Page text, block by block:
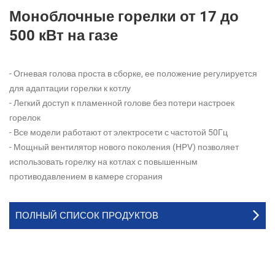
Моноблочные горелки от 17 до
500 кВт на газе
- Огневая голова проста в сборке, ее положение регулируется
для адаптации горелки к котлу
- Легкий доступ к пламенной голове без потери настроек
горелок
- Все модели работают от электросети с частотой 50Гц
- Мощный вентилятор нового поколения (HPV) позволяет
использовать горелку на котлах с повышенным
противодавлением в камере сгорания
ПОЛНЫЙ СПИСОК ПРОДУКТОВ